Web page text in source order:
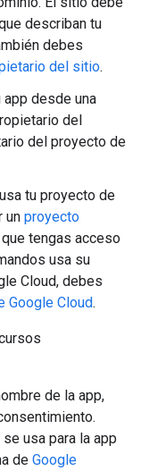
describan tu
debes
del sitio.
desde una
del
del proyecto de
tu proyecto de
un proyecto
tengas acceso
usa su
Cloud, debes
Google Cloud.
de la app,
usa para la app
de Google